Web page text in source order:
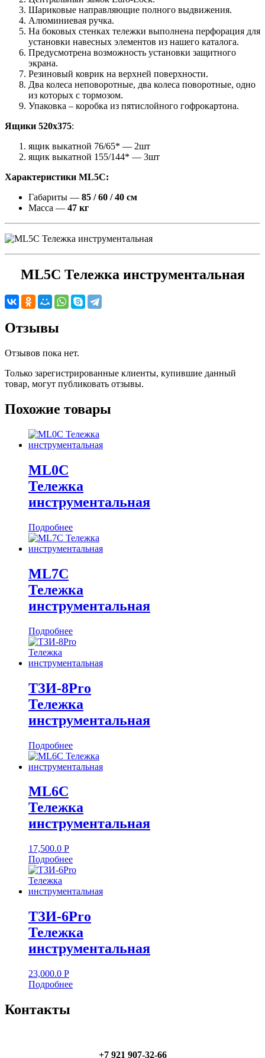
Шариковые направляющие полного выдвижения.
Алюминиевая ручка.
На боковых стенках тележки выполнена перфорация для
установки навесных элементов из нашего каталога.
Предусмотрена возможность установки защитного
экрана.
Резиновый коврик на верхней поверхности.
Два колеса неповоротные, два колеса поворотные, одно
из которых с тормозом.
Упаковка – коробка из пятислойного гофрокартона.
Ящики 520х375:
ящик выкатной 76/65* — 2шт
ящик выкатной 155/144* — 3шт
Характеристики ML5C:
Габариты — 85 / 60 / 40 см
Масса — 47 кг
ML5C Тележка инструментальная
Отзывы
Отзывов пока нет.
Только зарегистрированные клиенты, купившие данный
товар, могут публиковать отзывы.
Похожие товары
ML0C
Тележка
инструментальная
Подробнее
ML7C
Тележка
инструментальная
Подробнее
ТЗИ-8Pro
Тележка
инструментальная
Подробнее
ML6C
Тележка
инструментальная
17,500.0 Р
Подробнее
ТЗИ-6Pro
Тележка
инструментальная
23,000.0 Р
Подробнее
Контакты
+7 921 907-32-66